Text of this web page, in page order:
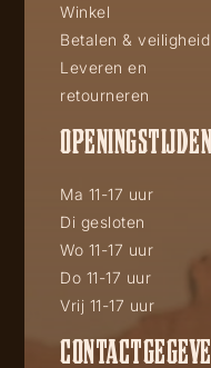
Winkel
Betalen & veiligheid
Leveren en
retourneren
OPENINGSTIJDEN
Ma 11-17 uur
Di gesloten
Wo 11-17 uur
Do 11-17 uur
Vrij 11-17 uur